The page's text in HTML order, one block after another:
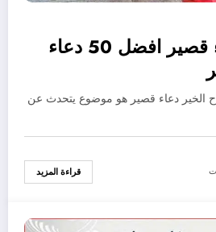
صباح الخير دعاء قصير افضل 50 دعاء
الخير دعاء قصير هو موضوع يتحدث عن
قراءة المزيد